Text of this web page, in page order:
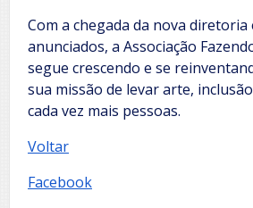
Com a chegada da nova
anunciados, a Associação
segue crescendo e se
sua missão de levar arte,
cada vez mais pessoas.
Voltar
Facebook